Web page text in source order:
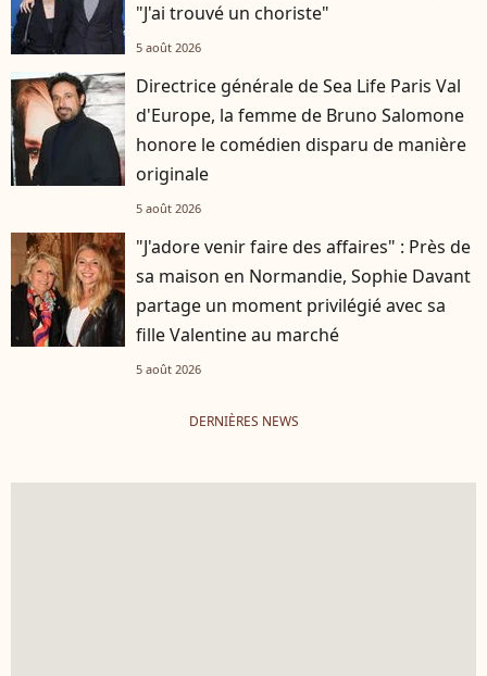
"J'ai trouvé un choriste"
5 août 2026
Directrice générale de Sea Life Paris Val
d'Europe, la femme de Bruno Salomone
honore le comédien disparu de manière
originale
5 août 2026
"J'adore venir faire des affaires" : Près de
sa maison en Normandie, Sophie Davant
partage un moment privilégié avec sa
fille Valentine au marché
5 août 2026
DERNIÈRES NEWS